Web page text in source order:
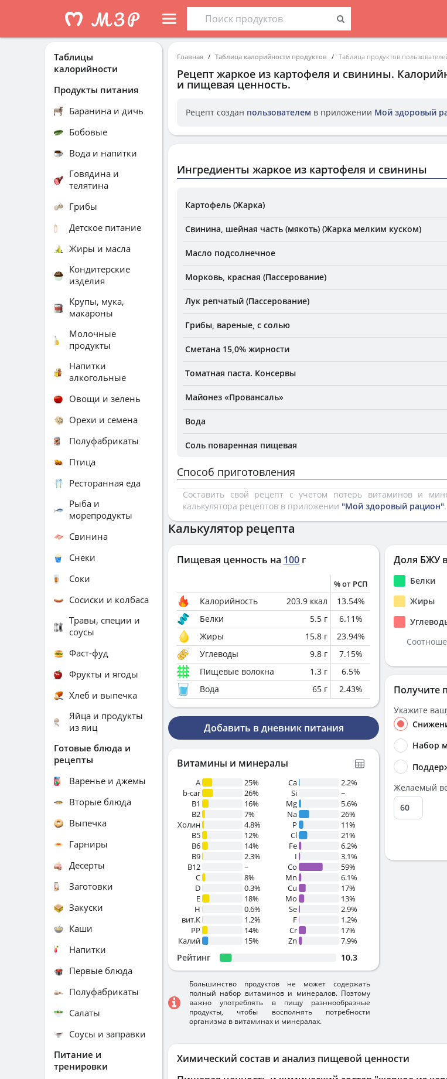
Главная Таблица калорийности продуктов Таблица продуктов
Рецепт жаркое из картофеля и свинины.
и пищевая ценность.
Рецепт создан пользователем в приложении Мой здоровый
Ингредиенты жаркое из картофеля и свинины
Картофель (Жарка)
Свинина, шейная часть (мякоть) (Жарка мелким куском)
Масло подсолнечное
Морковь, красная (Пассерование)
Лук репчатый (Пассерование)
Грибы, вареные, с солью
Сметана 15,0% жирности
Томатная паста. Консервы
Майонез «Провансаль»
Вода
Соль поваренная пищевая
Способ приготовления
Составить свой рецепт с учетом потерь витаминов и
калькулятора рецептов в приложении "Мой здоровый рацион".
Химический состав и анализ пищевой ценности
Калькулятор рецепта
Пищевая ценность на 100 г
% от РСП
Калорийность 203.9 ккал 13.54%
Белки
5.5 г 6.11%
Жиры
15.8 г 23.94%
Углеводы
9.8 г 7.15%
Пищевые волокна
1.3 г 6.5%
Вода
65 г 2.43%
Добавить в дневник питания
Витамины и минералы
A
25%
b-car
26%
В1
16%
B2
7%
Холин
4.8%
B5
12%
B6
14%
B9
2.3%
B12
~
C
8%
D
0.3%
E
18%
H
0.6%
вит.К
1.2%
PP
14%
Калий
15%
Ca
2.2%
Si
~
Mg
5.6%
Na
26%
P
11%
Cl
21%
Fe
6.2%
I
3.1%
Co
59%
Mn
6.1%
Cu
17%
Mo
13%
Se
2.9%
F
1.2%
Cr
17%
Zn
7.9%
Рейтинг 10.3
Большинство продуктов не может содержать
полный набор витаминов и минералов. Поэтому
важно употреблять в пищу разннообразные
продукты, чтобы восполнять потребности
организма в витаминах и минералах.
Доля БЖУ
Белки
Жиры
Получите
Укажите
Набор
Желаемый
Таблицы
калорийности
Продукты питания
Баранина и дичь
Бобовые
Вода и напитки
Говядина и
телятина
Грибы
Детское питание
Жиры и масла
Кондитерские
изделия
Крупы, мука,
макароны
Молочные
продукты
Напитки
алкогольные
Овощи и зелень
Орехи и семена
Полуфабрикаты
Птица
Ресторанная еда
Рыба и
морепродукты
Свинина
Снеки
Соки
Сосиски и колбаса
Травы, специи и
соусы
Фаст-фуд
Фрукты и ягоды
Хлеб и выпечка
Яйца и продукты
из яиц
Готовые блюда и
рецепты
Варенье и джемы
Вторые блюда
Выпечка
Гарниры
Десерты
Заготовки
Закуски
Каши
Напитки
Первые блюда
Полуфабрикаты
Салаты
Соусы и заправки
Питание и
тренировки